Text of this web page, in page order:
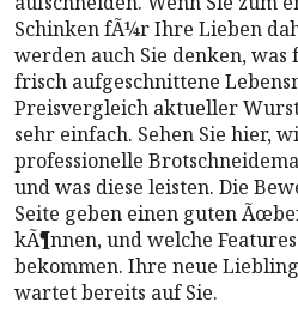
Schinken fÃ¼r Ihre Lieben
werden auch Sie denken,
frisch aufgeschnittene
Preisvergleich aktueller
sehr einfach. Sehen Sie hier,
professionelle
und was diese leisten. Die
Seite geben einen guten
kÃ¶nnen, und welche
bekommen. Ihre neue
wartet bereits auf Sie.